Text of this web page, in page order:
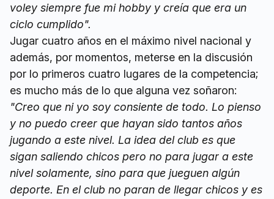
voley siempre fue mi hobby y creía que era un
ciclo cumplido".
Jugar cuatro años en el máximo nivel nacional y
además, por momentos, meterse en la discusión
por lo primeros cuatro lugares de la competencia;
es mucho más de lo que alguna vez soñaron:
"Creo que ni yo soy consiente de todo. Lo pienso
y no puedo creer que hayan sido tantos años
jugando a este nivel. La idea del club es que
sigan saliendo chicos pero no para jugar a este
nivel solamente, sino para que jueguen algún
deporte. En el club no paran de llegar chicos y es